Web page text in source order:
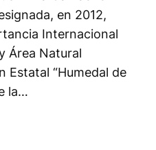
en 2012,
Internacional
Área Natural
Estatal “Humedal de
la…